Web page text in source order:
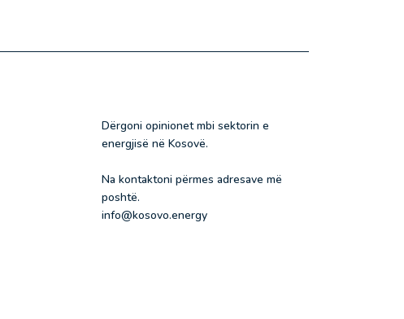
Dërgoni opinionet mbi sektorin e
energjisë në Kosovë.
Na kontaktoni përmes adresave më
poshtë.
info@kosovo.energy